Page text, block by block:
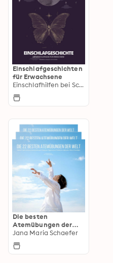
Einschlafgeschichten
für Erwachsene
Einschlafhilfen bei Schlafstörungen
Die besten
Atemübungen der
Welt
Jana Maria Schaefer